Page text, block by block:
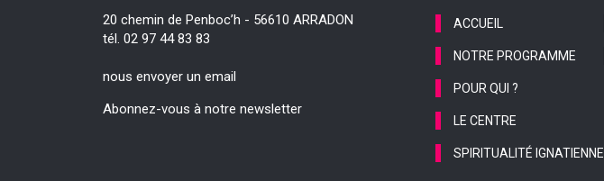
20 chemin de Penboc’h - 56610 ARRADON
tél. 02 97 44 83 83
nous envoyer un email
Abonnez-vous à notre newsletter
ACCUEIL
NOTRE PROGRAMME
POUR QUI ?
LE CENTRE
SPIRITUALITÉ IGNATIENNE